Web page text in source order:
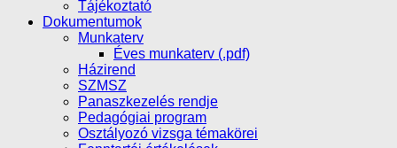
Tájékoztató
Dokumentumok
Munkaterv
Éves munkaterv (.pdf)
Házirend
SZMSZ
Panaszkezelés rendje
Pedagógiai program
Osztályozó vizsga témakörei